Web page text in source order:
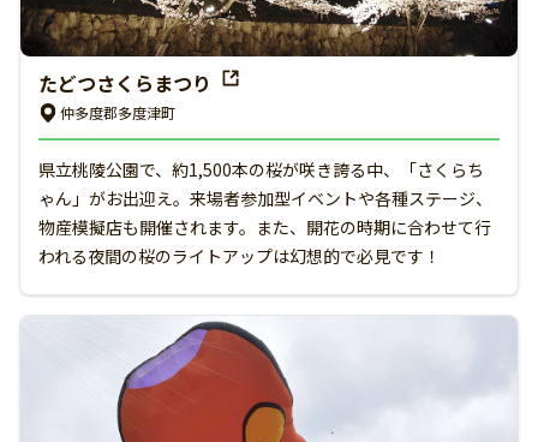
たどつさくらまつり
仲多度郡多度津町
県立桃陵公園で、約1,500本の桜が咲き誇る中、「さくらち
ゃん」がお出迎え。来場者参加型イベントや各種ステージ、
物産模擬店も開催されます。また、開花の時期に合わせて行
われる夜間の桜のライトアップは幻想的で必見です！